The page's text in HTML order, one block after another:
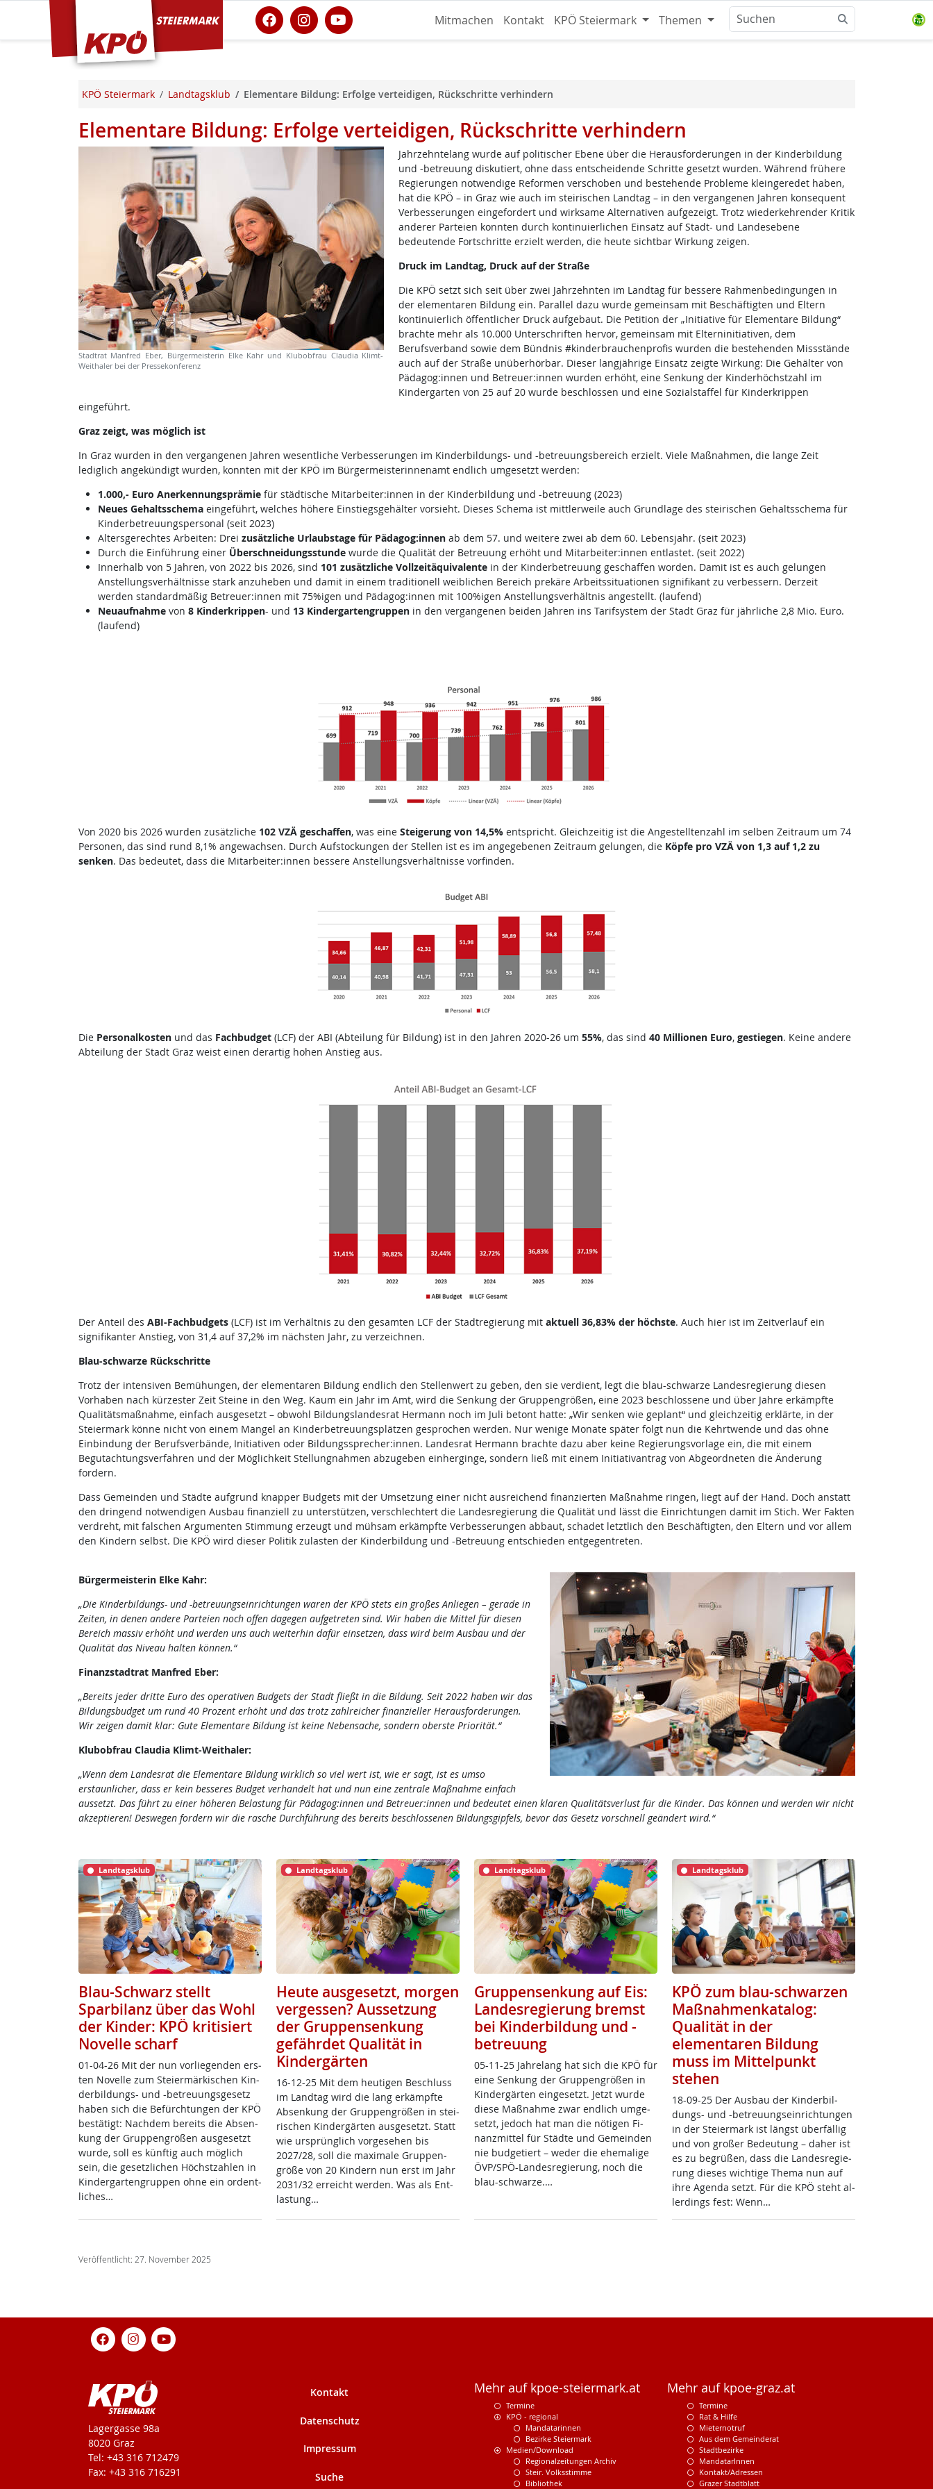
KPÖ Steiermark Mitmachen Kontakt KPÖ Steiermark Themen
KPÖ Steiermark Landtagsklub Elementare Bildung: Erfolge verteidigen, Rückschritte verhindern
Elementare Bildung: Erfolge verteidigen, Rückschritte verhindern
Stadtrat Manfred Eber, Bürgermeisterin Elke Kahr und Klubobfrau Claudia Klimt-
Weithaler bei der Pressekonferenz
Jahrzehntelang wurde auf politischer Ebene über die Herausforderungen in der Kinderbildung
und -betreuung diskutiert, ohne dass entscheidende Schritte gesetzt wurden. Während frühere
Regierungen notwendige Reformen verschoben und bestehende Probleme kleingeredet haben,
hat die KPÖ – in Graz wie auch im steirischen Landtag – in den vergangenen Jahren konsequent
Verbesserungen eingefordert und wirksame Alternativen aufgezeigt. Trotz wiederkehrender Kritik
anderer Parteien konnten durch kontinuierlichen Einsatz auf Stadt- und Landesebene
bedeutende Fortschritte erzielt werden, die heute sichtbar Wirkung zeigen.
Druck im Landtag, Druck auf der Straße
Die KPÖ setzt sich seit über zwei Jahrzehnten im Landtag für bessere Rahmenbedingungen in
der elementaren Bildung ein. Parallel dazu wurde gemeinsam mit Beschäftigten und Eltern
kontinuierlich öffentlicher Druck aufgebaut. Die Petition der „Initiative für Elementare Bildung“
brachte mehr als 10.000 Unterschriften hervor, gemeinsam mit Elterninitiativen, dem
Berufsverband sowie dem Bündnis #kinderbrauchenprofis wurden die bestehenden Missstände
auch auf der Straße unüberhörbar. Dieser langjährige Einsatz zeigte Wirkung: Die Gehälter von
Pädagog:innen und Betreuer:innen wurden erhöht, eine Senkung der Kinderhöchstzahl im
Kindergarten von 25 auf 20 wurde beschlossen und eine Sozialstaffel für Kinderkrippen
eingeführt.
Graz zeigt, was möglich ist
In Graz wurden in den vergangenen Jahren wesentliche Verbesserungen im Kinderbildungs- und -betreuungsbereich erzielt. Viele Maßnahmen, die lange Zeit
lediglich angekündigt wurden, konnten mit der KPÖ im Bürgermeisterinnenamt endlich umgesetzt werden:
1.000,- Euro Anerkennungsprämie für städtische Mitarbeiter:innen in der Kinderbildung und -betreuung (2023)
Neues Gehaltsschemaeingeführt, welches höhere Einstiegsgehälter vorsieht. Dieses Schema ist mittlerweile auch Grundlage des steirischen Gehaltsschema für
Kinderbetreuungspersonal (seit 2023)
Altersgerechtes Arbeiten: Drei zusätzliche Urlaubstage für Pädagog:innenab dem 57. und weitere zwei ab dem 60. Lebensjahr. (seit 2023)
Durch die Einführung einer Überschneidungsstundewurde die Qualität der Betreuung erhöht und Mitarbeiter:innen entlastet. (seit 2022)
Innerhalb von 5 Jahren, von 2022 bis 2026, sind 101 zusätzliche Vollzeitäquivalentein der Kinderbetreuung geschaffen worden. Damit ist es auch gelungen
Anstellungsverhältnisse stark anzuheben und damit in einem traditionell weiblichen Bereich prekäre Arbeitssituationen signifikant zu verbessern. Derzeit
werden standardmäßig Betreuer:innen mit 75%igen und Pädagog:innen mit 100%igen Anstellungsverhältnis angestellt. (laufend)
Neuaufnahmevon 8 Kinderkrippen- und 13 Kindergartengruppenin den vergangenen beiden Jahren ins Tarifsystem der Stadt Graz für jährliche 2,8 Mio. Euro.
(laufend)
Von 2020 bis 2026 wurden zusätzliche 102 VZÄ geschaffen, was eine Steigerung von 14,5%entspricht. Gleichzeitig ist die Angestelltenzahl im selben Zeitraum um 74
Personen, das sind rund 8,1% angewachsen. Durch Aufstockungen der Stellen ist es im angegebenen Zeitraum gelungen, die Köpfe pro VZÄ von 1,3 auf 1,2 zu
senken. Das bedeutet, dass die Mitarbeiter:innen bessere Anstellungsverhältnisse vorfinden.
Die Personalkostenund das Fachbudget(LCF) der ABI (Abteilung für Bildung) ist in den Jahren 2020-26 um 55%, das sind 40 Millionen Euro, gestiegen. Keine andere
Abteilung der Stadt Graz weist einen derartig hohen Anstieg aus.
Der Anteil des ABI-Fachbudgets(LCF) ist im Verhältnis zu den gesamten LCF der Stadtregierung mit aktuell 36,83% der höchste. Auch hier ist im Zeitverlauf ein
signifikanter Anstieg, von 31,4 auf 37,2% im nächsten Jahr, zu verzeichnen.
Blau-schwarze Rückschritte
Trotz der intensiven Bemühungen, der elementaren Bildung endlich den Stellenwert zu geben, den sie verdient, legt die blau-schwarze Landesregierung diesen
Vorhaben nach kürzester Zeit Steine in den Weg. Kaum ein Jahr im Amt, wird die Senkung der Gruppengrößen, eine 2023 beschlossene und über Jahre erkämpfte
Qualitätsmaßnahme, einfach ausgesetzt – obwohl Bildungslandesrat Hermann noch im Juli betont hatte: „Wir senken wie geplant“ und gleichzeitig erklärte, in der
Steiermark könne nicht von einem Mangel an Kinderbetreuungsplätzen gesprochen werden. Nur wenige Monate später folgt nun die Kehrtwende und das ohne
Einbindung der Berufsverbände, Initiativen oder Bildungssprecher:innen. Landesrat Hermann brachte dazu aber keine Regierungsvorlage ein, die mit einem
Begutachtungsverfahren und der Möglichkeit Stellungnahmen abzugeben einherginge, sondern ließ mit einem Initiativantrag von Abgeordneten die Änderung
fordern.
Dass Gemeinden und Städte aufgrund knapper Budgets mit der Umsetzung einer nicht ausreichend finanzierten Maßnahme ringen, liegt auf der Hand. Doch anstatt
den dringend notwendigen Ausbau finanziell zu unterstützen, verschlechtert die Landesregierung die Qualität und lässt die Einrichtungen damit im Stich. Wer Fakten
verdreht, mit falschen Argumenten Stimmung erzeugt und mühsam erkämpfte Verbesserungen abbaut, schadet letztlich den Beschäftigten, den Eltern und vor allem
den Kindern selbst. Die KPÖ wird dieser Politik zulasten der Kinderbildung und -Betreuung entschieden entgegentreten.
Bürgermeisterin Elke Kahr:
„Die Kinderbildungs- und -betreuungseinrichtungen waren der KPÖ stets ein großes Anliegen – gerade in
Zeiten, in denen andere Parteien noch offen dagegen aufgetreten sind. Wir haben die Mittel für diesen
Bereich massiv erhöht und werden uns auch weiterhin dafür einsetzen, dass wird beim Ausbau und der
Qualität das Niveau halten können.“
Finanzstadtrat Manfred Eber:
„Bereits jeder dritte Euro des operativen Budgets der Stadt fließt in die Bildung. Seit 2022 haben wir das
Bildungsbudget um rund 40 Prozent erhöht und das trotz zahlreicher finanzieller Herausforderungen.
Wir zeigen damit klar: Gute Elementare Bildung ist keine Nebensache, sondern oberste Priorität.“
Klubobfrau Claudia Klimt-Weithaler:
„Wenn dem Landesrat die Elementare Bildung wirklich so viel wert ist, wie er sagt, ist es umso
erstaunlicher, dass er kein besseres Budget verhandelt hat und nun eine zentrale Maßnahme einfach
aussetzt. Das führt zu einer höheren Belastung für Pädagog:innen und Betreuer:innen und bedeutet einen klaren Qualitätsverlust für die Kinder. Das können und werden wir nicht
akzeptieren! Deswegen fordern wir die rasche Durchführung des bereits beschlossenen Bildungsgipfels, bevor das Gesetz vorschnell geändert wird.“
Landtagsklub
Blau-Schwarz stellt
Sparbilanz über das Wohl
der Kinder: KPÖ kritisiert
Novelle scharf
01-04-26 Mit der nun vor­lie­gen­den ers­
ten No­vel­le zum Stei­er­mär­ki­schen Kin­
der­bil­dungs- und -be­t­reu­ungs­ge­setz
ha­ben sich die Be­fürch­tun­gen der KPÖ
be­stä­tigt: Nach­dem be­reits die Ab­sen­
kung der Grup­pen­grö­ß­en aus­ge­setzt
wur­de, soll es künf­tig auch mög­lich
sein, die ge­setz­li­chen Höchst­zah­len in
Kin­der­gar­ten­grup­pen oh­ne ein or­dent­
li­ches…
Landtagsklub
Heute ausgesetzt, morgen
vergessen? Aussetzung
der Gruppensenkung
gefährdet Qualität in
Kindergärten
16-12-25 Mit dem heu­ti­gen Be­schluss
im Land­tag wird die lang er­kämpf­te
Ab­sen­kung der Grup­pen­grö­ß­en in stei­
ri­schen Kin­der­gär­ten aus­ge­setzt. Statt
wie ur­sprüng­lich vor­ge­se­hen bis
2027/28, soll die ma­xi­ma­le Grup­pen­
grö­ße von 20 Kin­dern nun erst im Jahr
2031/32 er­reicht wer­den. Was als Ent­
las­tung…
Landtagsklub
Gruppensenkung auf Eis:
Landesregierung bremst
bei Kinderbildung und -
betreuung
05-11-25 Jah­re­lang hat sich die KPÖ für
ei­ne Sen­kung der Grup­pen­grö­ß­en in
Kin­der­gär­ten ein­ge­setzt. Jetzt wur­de
die­se Maß­nah­me zwar end­lich um­ge­
setzt, je­doch hat man die nö­t­i­gen Fi­
nanz­mit­tel für Städ­te und Ge­mein­den
nie bud­ge­tiert – we­der die ehe­ma­li­ge
ÖVP/SPÖ-Lan­des­re­gie­rung, noch die
blau-schwar­ze.…
Landtagsklub
KPÖ zum blau-schwarzen
Maßnahmenkatalog:
Qualität in der
elementaren Bildung
muss im Mittelpunkt
stehen
18-09-25 Der Aus­bau der Kin­der­bil­
dungs- und -be­t­reu­ung­s­ein­rich­tun­gen
in der Stei­er­mark ist längst über­fäl­lig
und von gro­ßer Be­deu­tung – da­her ist
es zu be­grü­ß­en, dass die Lan­des­re­gie­
rung die­ses wich­ti­ge The­ma nun auf
ih­re Agen­da setzt. Für die KPÖ steht al­
ler­dings fest: Wenn…
Veröffentlicht: 27. November 2025
KPÖ-Steiermark
Lagergasse 98a
8020 Graz
Tel: +43 316 712479
Fax: +43 316 716291
Kontakt
Datenschutz
Impressum
Suche
Mehr auf kpoe-steiermark.at
Termine
KPÖ - regional
Mandatarinnen
Bezirke Steiermark
Medien/Download
Regionalzeitungen Archiv
Steir. Volksstimme
Bibliothek
Mehr auf kpoe-graz.at
Termine
Rat & Hilfe
Mieternotruf
Aus dem Gemeinderat
Stadtbezirke
MandatarInnen
Kontakt/Adressen
Grazer Stadtblatt